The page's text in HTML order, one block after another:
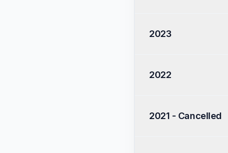
2023
2022
2021 - Cancelled